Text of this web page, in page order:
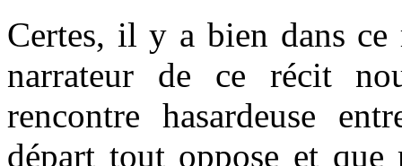
Certes, il y a bien dans
narrateur de ce récit
rencontre hasardeuse
départ tout oppose et